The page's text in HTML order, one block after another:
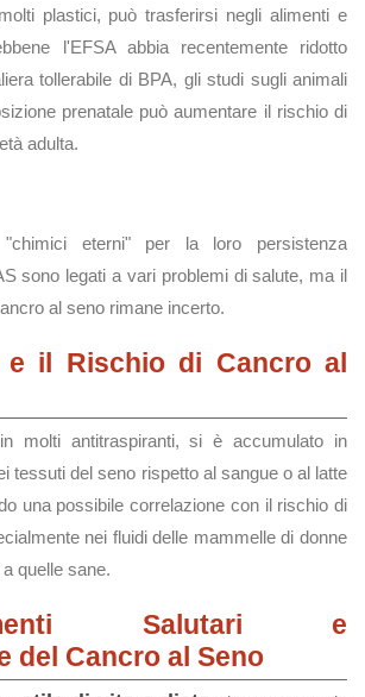
plastici, può trasferirsi negli alimenti e
l'EFSA abbia recentemente ridotto
tollerabile di BPA, gli studi sugli animali
prenatale può aumentare il rischio di
adulta.
"chimici eterni" per la loro persistenza
sono legati a vari problemi di salute, ma il
al seno rimane incerto.
e il Rischio di Cancro al
molti antitraspiranti, si è accumulato in
tessuti del seno rispetto al sangue o al latte
una possibile correlazione con il rischio di
nei fluidi delle mammelle di donne
quelle sane.
Salutari e
del Cancro al Seno